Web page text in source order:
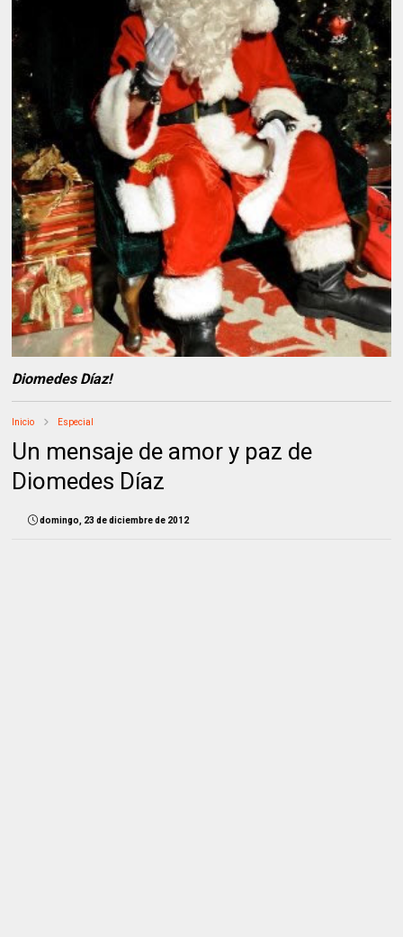
Diomedes Díaz!
Inicio Especial
Un mensaje de amor y paz de
Diomedes Díaz
domingo, 23 de diciembre de 2012